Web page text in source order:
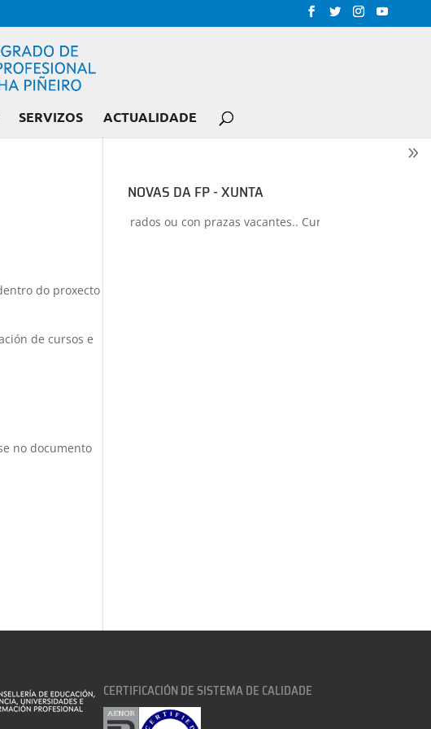
SERVIZOS ACTUALIDADE
do proxecto
de cursos e
no documento
NOVAS DA FP - XUNTA
FP: Ciclos liberados ou con prazas vacantes.. Curso 2026-2027
CERTIFICACIÓN DE SISTEMA DE CALIDADE